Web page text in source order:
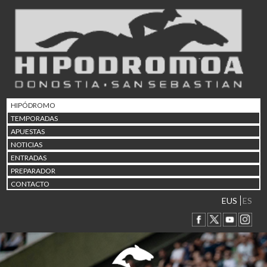
HIPÓDROMO
TEMPORADAS
APUESTAS
NOTICIAS
ENTRADAS
PREPARADOR
CONTACTO
EUS ES
02/08 17:30 Abuztuaren 2a / 2 de
Abuztuaren 9a / 9 de
12/08 12:24 Abuztaren 12a / 12 de
15/08 17:05 Abuztuaren 15a / 15 de
23/08 17:30 Abuztuaren 23a / 23 de
30/08 17:30 Abuztuaren 30a / 30 de
02/09 11:15
06/09 17:30 Irailaren 6a / 6 de
Irailaren 13a / 13 de
30/09 11:30 Irailaren 30a / 30 de